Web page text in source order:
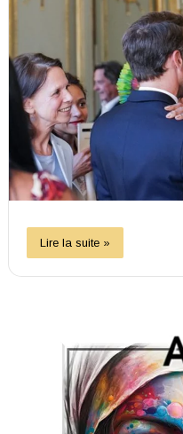
Lire la suite »